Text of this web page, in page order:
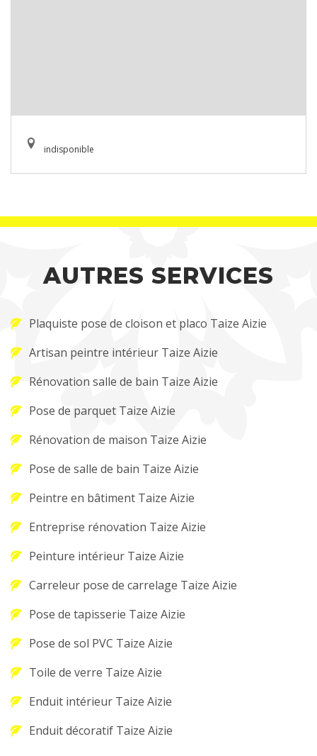
indisponible
AUTRES SERVICES
Plaquiste pose de cloison et placo Taize Aizie
Artisan peintre intérieur Taize Aizie
Rénovation salle de bain Taize Aizie
Pose de parquet Taize Aizie
Rénovation de maison Taize Aizie
Pose de salle de bain Taize Aizie
Peintre en bâtiment Taize Aizie
Entreprise rénovation Taize Aizie
Peinture intérieur Taize Aizie
Carreleur pose de carrelage Taize Aizie
Pose de tapisserie Taize Aizie
Pose de sol PVC Taize Aizie
Toile de verre Taize Aizie
Enduit intérieur Taize Aizie
Enduit décoratif Taize Aizie